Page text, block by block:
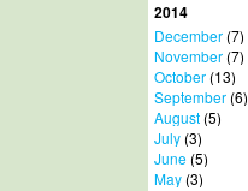
2014
December(7)
November(7)
October(13)
September(6)
August(5)
July(3)
June(5)
May(3)